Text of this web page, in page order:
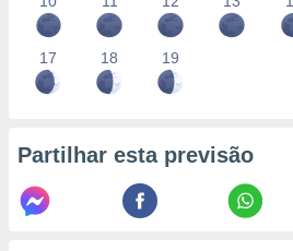
17 18 19
Partilhar esta previsão